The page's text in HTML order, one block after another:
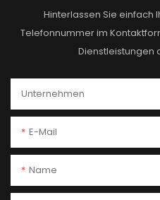
Hinterlassen Sie einfach
Telefonnummer im
Dienstleistungen
Unternehmen
E-Mail
Name